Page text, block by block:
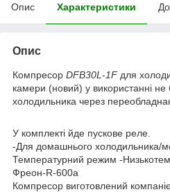
Опис Характеристики
Опис
Компресор DFB30L -1F для
камери (новий) у використанні не
холодильника через
У комплекті йде пускове реле.
-Для домашнього холодильника/
Температурний режим -
Фреон-R-600а
Компресор виготовлений